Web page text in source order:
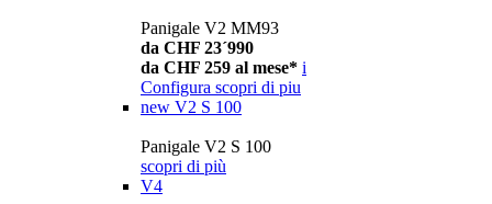
Panigale V2 MM93
da CHF 23´990
da CHF 259 al mese* i
Configura scopri di piu
new V2 S 100
Panigale V2 S 100
scopri di più
V4